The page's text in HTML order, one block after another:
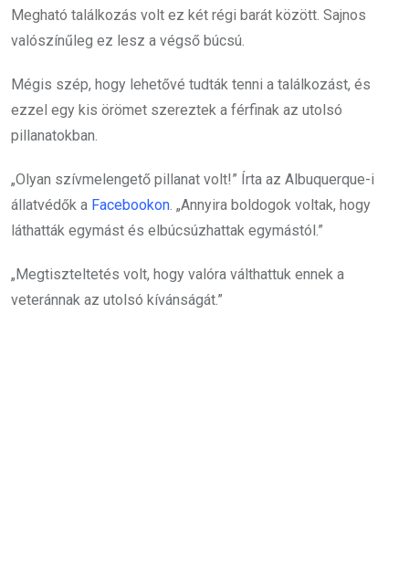
Megható találkozás volt ez két régi barát között. Sajnos
valószínűleg ez lesz a végső búcsú.
Mégis szép, hogy lehetővé tudták tenni a találkozást, és
ezzel egy kis örömet szereztek a férfinak az utolsó
pillanatokban.
„Olyan szívmelengető pillanat volt!” Írta az Albuquerque-i
állatvédők a Facebookon . „Annyira boldogok voltak, hogy
láthatták egymást és elbúcsúzhattak egymástól.”
„Megtiszteltetés volt, hogy valóra válthattuk ennek a
veteránnak az utolsó kívánságát.”